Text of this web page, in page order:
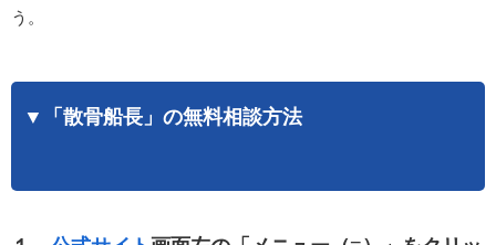
う。
▼「散骨船長」の無料相談方法